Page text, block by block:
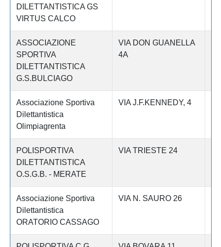
DILETTANTISTICA GS
VIRTUS CALCO
ASSOCIAZIONE
SPORTIVA
DILETTANTISTICA
G.S.BULCIAGO
VIA DON GUANELLA
4A
Associazione Sportiva
Dilettantistica
Olimpiagrenta
VIA J.F.KENNEDY, 4
POLISPORTIVA
DILETTANTISTICA
O.S.G.B. - MERATE
VIA TRIESTE 24
Associazione Sportiva
Dilettantistica
ORATORIO CASSAGO
VIA N. SAURO 26